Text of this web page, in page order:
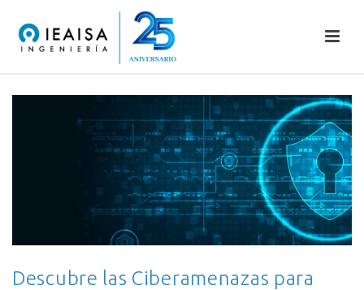
Descubre las Ciberamenazas para